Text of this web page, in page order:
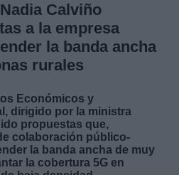
Calviño
a la empresa
la banda ancha
rurales
Económicos y
dirigido por la ministra
propuestas que,
colaboración público-
la banda ancha de muy
la cobertura 5G en